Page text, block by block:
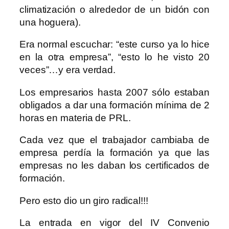
climatización o alrededor de un bidón con
una hoguera).
Era normal escuchar: “este curso ya lo hice
en la otra empresa”, “esto lo he visto 20
veces”…y era verdad.
Los empresarios hasta 2007 sólo estaban
obligados a dar una formación mínima de 2
horas en materia de PRL.
Cada vez que el trabajador cambiaba de
empresa perdía la formación ya que las
empresas no les daban los certificados de
formación.
Pero esto dio un giro radical!!!
La entrada en vigor del IV Convenio